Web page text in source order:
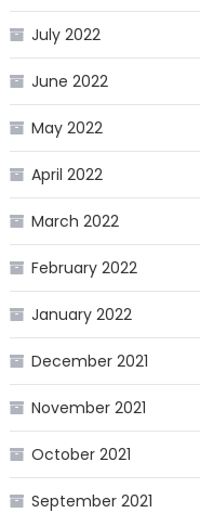
July 2022
June 2022
May 2022
April 2022
March 2022
February 2022
January 2022
December 2021
November 2021
October 2021
September 2021